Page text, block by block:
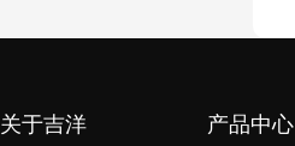
关于吉洋 产品中心